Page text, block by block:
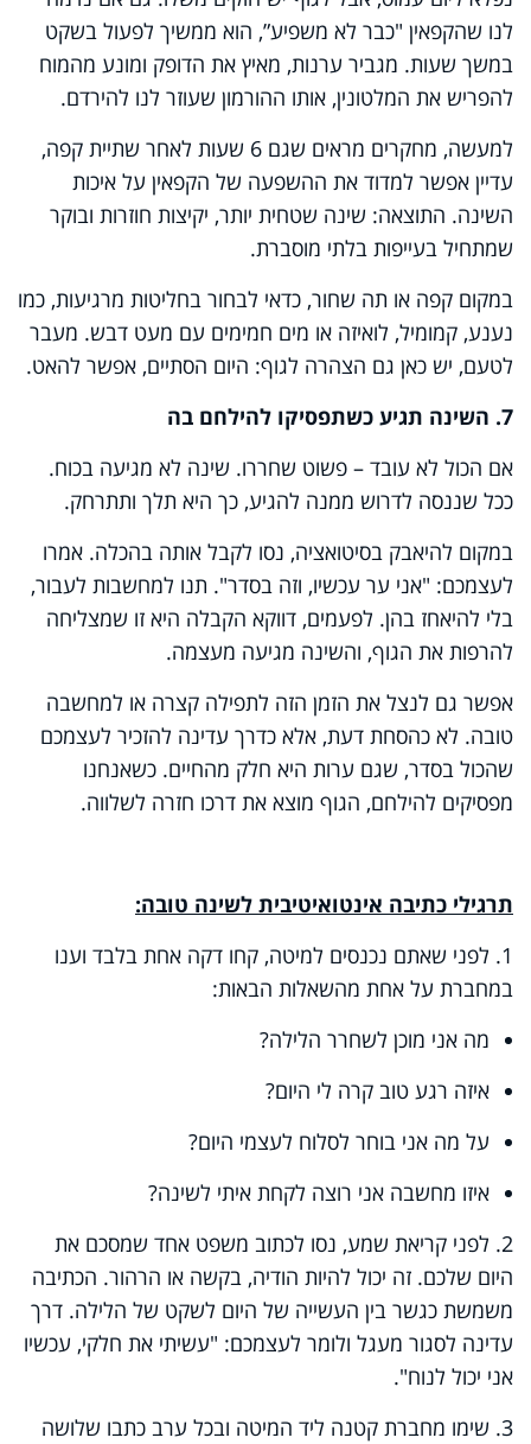
לנו שהקפאין "כבר לא משפיע”, הוא ממשיך לפעול בשקט
במשך שעות. מגביר ערנות, מאיץ את הדופק ומונע מהמוח
להפריש את המלטונין, אותו ההורמון שעוזר לנו להירדם.
למעשה, מחקרים מראים שגם 6 שעות לאחר שתיית קפה,
עדיין אפשר למדוד את ההשפעה של הקפאין על איכות
השינה. התוצאה: שינה שטחית יותר, יקיצות חוזרות ובוקר
שמתחיל בעייפות בלתי מוסברת.
במקום קפה או תה שחור, כדאי לבחור בחליטות מרגיעות, כמו
נענע, קמומיל, לואיזה או מים חמימים עם מעט דבש. מעבר
לטעם, יש כאן גם הצהרה לגוף: היום הסתיים, אפשר להאט.
7. השינה תגיע כשתפסיקו להילחם בה
אם הכול לא עובד – פשוט שחררו. שינה לא מגיעה בכוח.
ככל שננסה לדרוש ממנה להגיע, כך היא תלך ותתרחק.
במקום להיאבק בסיטואציה, נסו לקבל אותה בהכלה. אמרו
לעצמכם: "אני ער עכשיו, וזה בסדר". תנו למחשבות לעבור,
בלי להיאחז בהן. לפעמים, דווקא הקבלה היא זו שמצליחה
להרפות את הגוף, והשינה מגיעה מעצמה.
אפשר גם לנצל את הזמן הזה לתפילה קצרה או למחשבה
טובה. לא כהסחת דעת, אלא כדרך עדינה להזכיר לעצמכם
שהכול בסדר, שגם ערות היא חלק מהחיים. כשאנחנו
מפסיקים להילחם, הגוף מוצא את דרכו חזרה לשלווה.
תרגילי כתיבה אינטואיטיבית לשינה טובה:
1. לפני שאתם נכנסים למיטה, קחו דקה אחת בלבד וענו
במחברת על אחת מהשאלות הבאות:
מה אני מוכן לשחרר הלילה?
איזה רגע טוב קרה לי היום?
על מה אני בוחר לסלוח לעצמי היום?
איזו מחשבה אני רוצה לקחת איתי לשינה?
2. לפני קריאת שמע, נסו לכתוב משפט אחד שמסכם את
היום שלכם. זה יכול להיות הודיה, בקשה או הרהור. הכתיבה
משמשת כגשר בין העשייה של היום לשקט של הלילה. דרך
עדינה לסגור מעגל ולומר לעצמכם: "עשיתי את חלקי, עכשיו
אני יכול לנוח".
3. שימו מחברת קטנה ליד המיטה ובכל ערב כתבו שלושה